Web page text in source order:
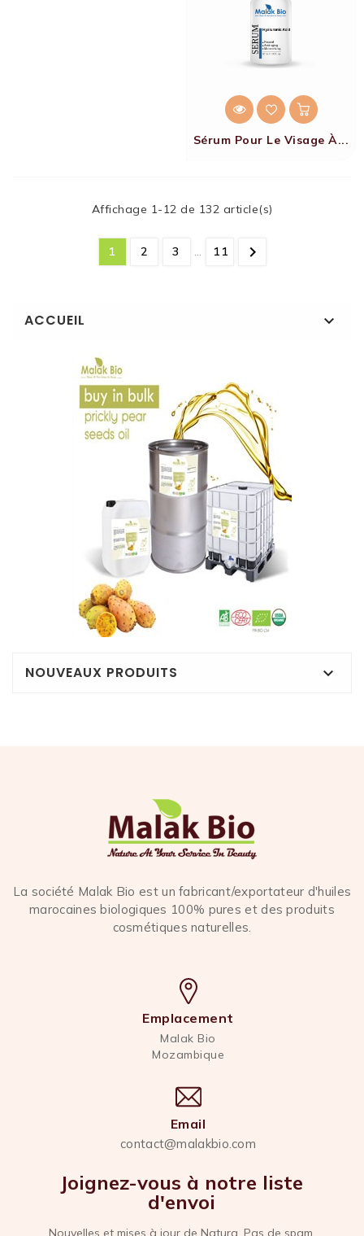
Sérum Pour Le Visage À...
Affichage 1-12 de 132 article(s)
1 2 3 … 11 
ACCUEIL 
NOUVEAUX PRODUITS 
La société Malak Bio est un fabricant/exportateur d'huiles
marocaines biologiques 100% pures et des produits
cosmétiques naturelles.
Emplacement
Malak Bio
Mozambique
Email
contact@malakbio.com
Joignez-vous à notre liste
d'envoi
Nouvelles et mises à jour de Natura. Pas de spam,